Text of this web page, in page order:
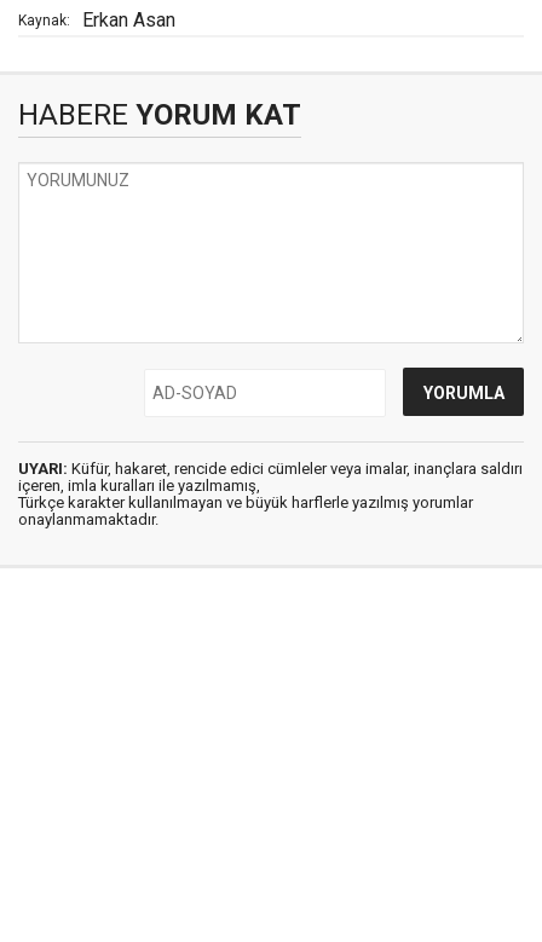
Kaynak: Erkan Asan
HABERE YORUM KAT
UYARI: Küfür, hakaret, rencide edici cümleler veya imalar, inançlara saldırı
içeren, imla kuralları ile yazılmamış,
Türkçe karakter kullanılmayan ve büyük harflerle yazılmış yorumlar
onaylanmamaktadır.